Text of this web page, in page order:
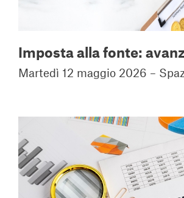
Imposta alla fonte:
Martedì 12 maggio 2026 –